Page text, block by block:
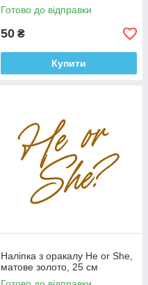
Готово до відправки
50 ₴
Купити
Наліпка з оракалу He or She,
матове золото, 25 см